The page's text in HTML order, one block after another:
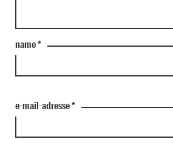
name*
e-mail-adresse*